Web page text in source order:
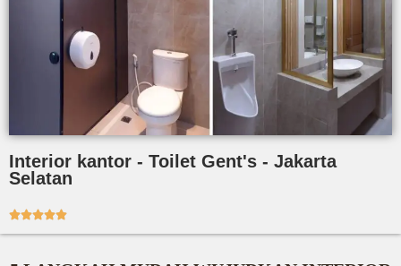
Interior kantor - Toilet Gent's - Jakarta
Selatan
